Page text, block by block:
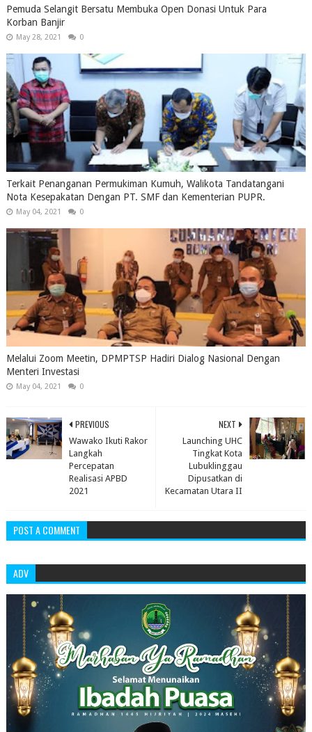
Pemuda Selangit Bersatu Membuka Open Donasi Untuk Para
Korban Banjir
May 28, 2021 0
Terkait Penanganan Permukiman Kumuh, Walikota Tandatangani
Nota Kesepakatan Dengan PT. SMF dan Kementerian PUPR.
May 04, 2021 0
Melalui Zoom Meetin, DPMPTSP Hadiri Dialog Nasional Dengan
Menteri Investasi
May 04, 2021 0
NEXT
Launching UHC
Tingkat Kota
Lubuklinggau
Dipusatkan di
Kecamatan Utara II
PREVIOUS
Wawako Ikuti Rakor
Langkah
Percepatan
Realisasi APBD
2021
POST A COMMENT
ADV